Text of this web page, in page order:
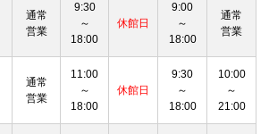
通常
営業
9:30
～
18:00
休館日
9:00
～
18:00
通常
営業
通常
営業
11:00
～
18:00
休館日
9:30
～
18:00
10:00
～
21:00